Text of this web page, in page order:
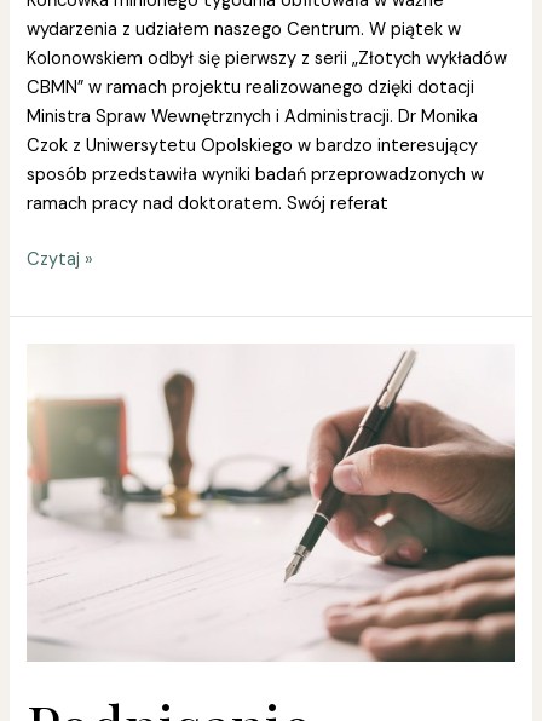
wydarzenia z udziałem naszego Centrum. W piątek w
Kolonowskiem odbył się pierwszy z serii „Złotych wykładów
CBMN” w ramach projektu realizowanego dzięki dotacji
Ministra Spraw Wewnętrznych i Administracji. Dr Monika
Czok z Uniwersytetu Opolskiego w bardzo interesujący
sposób przedstawiła wyniki badań przeprowadzonych w
ramach pracy nad doktoratem. Swój referat
Czytaj »
projektu
„Złote
wykłady”